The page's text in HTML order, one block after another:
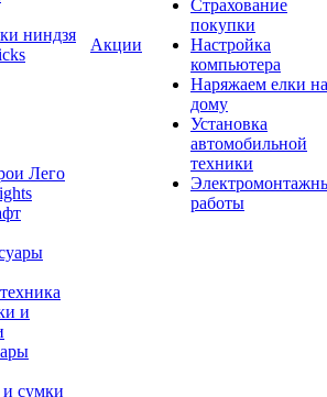
ниндзя
Лего
и
сумки
Акции
Страхование
покупки
Настройка
компьютера
Наряжаем елки на
дому
Установка
автомобильной
техники
работы